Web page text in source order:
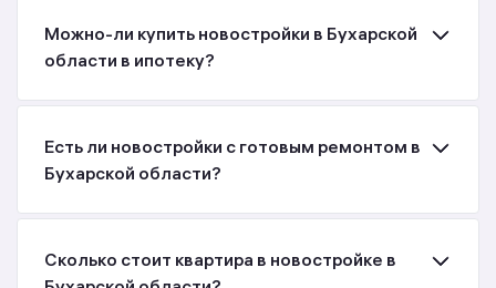
Можно-ли купить новостройки в Бухарской
области в ипотеку?
Есть ли новостройки с готовым ремонтом в
Бухарской области?
Сколько стоит квартира в новостройке в